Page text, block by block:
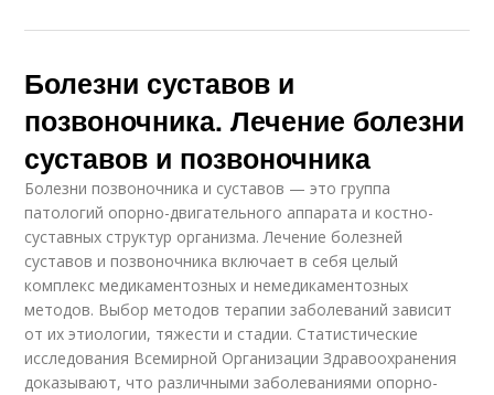
Болезни суставов и
позвоночника. Лечение болезни
суставов и позвоночника
Болезни позвоночника и суставов — это группа
патологий опорно-двигательного аппарата и костно-
суставных структур организма. Лечение болезней
суставов и позвоночника включает в себя целый
комплекс медикаментозных и немедикаментозных
методов. Выбор методов терапии заболеваний зависит
от их этиологии, тяжести и стадии. Статистические
исследования Всемирной Организации Здравоохранения
доказывают, что различными заболеваниями опорно-